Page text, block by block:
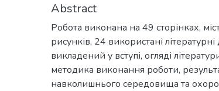
Abstract
Робота виконана на 49 сторінках,
рисунків, 24 використані
викладений у вступі, огляді
методика виконання роботи,
навколишнього середовища та